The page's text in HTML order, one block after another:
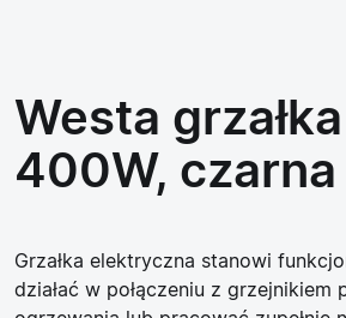
Westa
400W, czarna
Grzałka elektryczna stanowi
działać w połączeniu z